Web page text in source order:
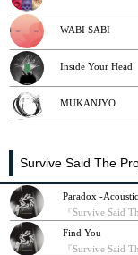
WABI SABI
Inside Your Head
MUKANJYO
Survive Said The
Paradox -
『Survive Said
Find You
『Survive Said